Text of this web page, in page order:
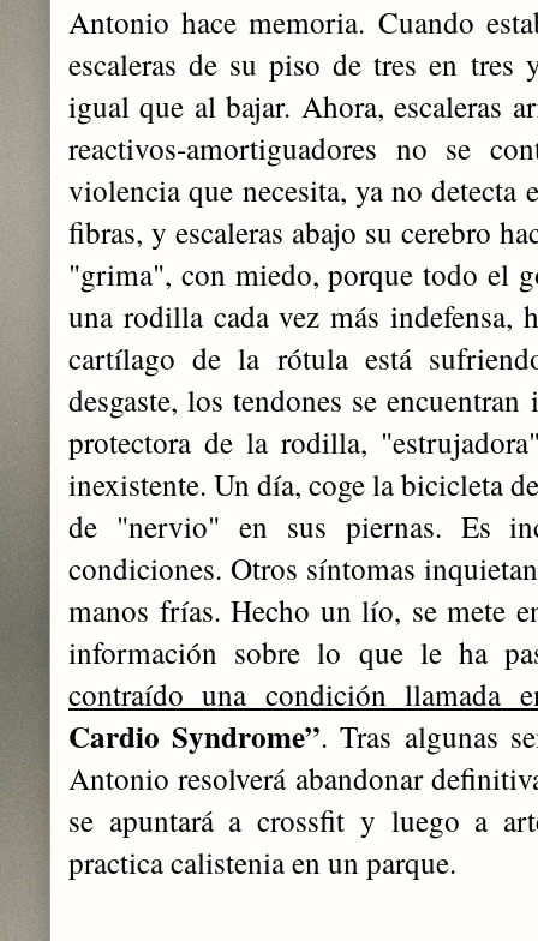
Antonio hace memoria. Cuando
escaleras de su piso de tres en tres
igual que al bajar. Ahora, escaleras
reactivos-amortiguadores no se
violencia que necesita, ya no detecta
fibras, y escaleras abajo su cerebro
"grima", con miedo, porque todo el
una rodilla cada vez más indefensa,
cartílago de la rótula está
desgaste, los tendones se
protectora de la rodilla,
inexistente. Un día, coge la bicicleta
de "nervio" en sus piernas. Es
condiciones. Otros síntomas
manos frías. Hecho un lío, se mete
información sobre lo que le ha
contraído una condición llamada
Cardio Syndrome”. Tras algunas
Antonio resolverá abandonar
se apuntará a crossfit y luego a
practica calistenia en un parque.